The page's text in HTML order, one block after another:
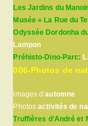
Les Jardins du
Musée « La Rue du
Odyssée Dordonha
Lampon
Préhisto-Dino-Parc:
006-Photos de
Images d’automne
Photosactivités de
Truffières d’André et